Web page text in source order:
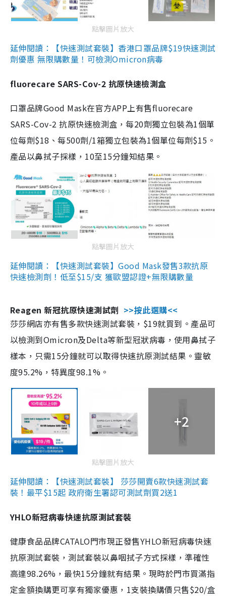
點擊圖片放大
延伸閱讀：【快速測試套裝】香港口罩品牌$19快速測試
劑優惠 無限購數量！可檢測Omicron病毒
fluorecare SARS-Cov-2 抗原快速檢測盒
口罩品牌Good Mask在官方APP上有售fluorecare
SARS-Cov-2 抗原快速檢測盒，每20劑獨立包裝為1個單
位每劑$18、每500劑/1箱獨立包裝為1個單位每劑$15。
產品以鼻拭子採樣，10至15分鐘知結果。
點擊圖片放大
延伸閱讀：【快速測試套裝】Good Mask發售3款抗原
快速檢測劑！低至$15/支 獲歐盟認證+無限購數量
Reagen 新冠抗原快速測試劑 >>按此選購<<
莎莎網店亦有售多款快速測試套裝，$19就買到。產品可
以檢測到Omicron及Delta等新型冠狀病毒，使用鼻拭子
樣本，只需15分鐘就可以取得快速抗原測試結果。靈敏
度95.2%，特異度98.1%。
+2
點擊圖片放大
延伸閱讀：【快速測試套裝】 莎莎開賣6款快速測試套
裝！最平$15起 政府衛生署認可測試劑買2送1
YHLO新冠病毒快速抗原測試套裝
健康食品品牌CATALO門市現正發售YHLO新冠病毒快速
抗原測試套裝，測試套裝以鼻咽拭子方式採樣，準確性
高達98.26%，最快15分鐘就有結果。現時於門市買滿指
定金額換購更可享有獨家優惠，1支裝換購價只售$20/盒